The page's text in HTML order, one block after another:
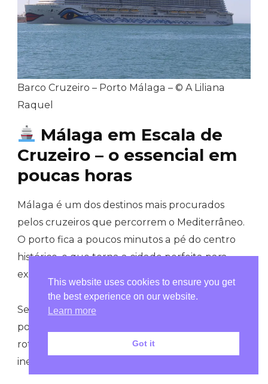
Barco Cruzeiro – Porto Málaga – © A Liliana
Raquel
Málaga em Escala de
Cruzeiro – o essencial em
poucas horas
Málaga é um dos destinos mais procurados
pelos cruzeiros que percorrem o Mediterrâneo.
O porto fica a poucos minutos a pé do centro
histórico, o que torna a cidade perfeita para
explorar mesmo com tempo limitado.
Se tens apenas algumas horas em terra, é
possível sentir a essência de Málaga num breve
roteiro que combina história, arte e vistas
inesquecíveis:
This website uses cookies to ensure you get
the best experience on our website.
Learn more
Got it